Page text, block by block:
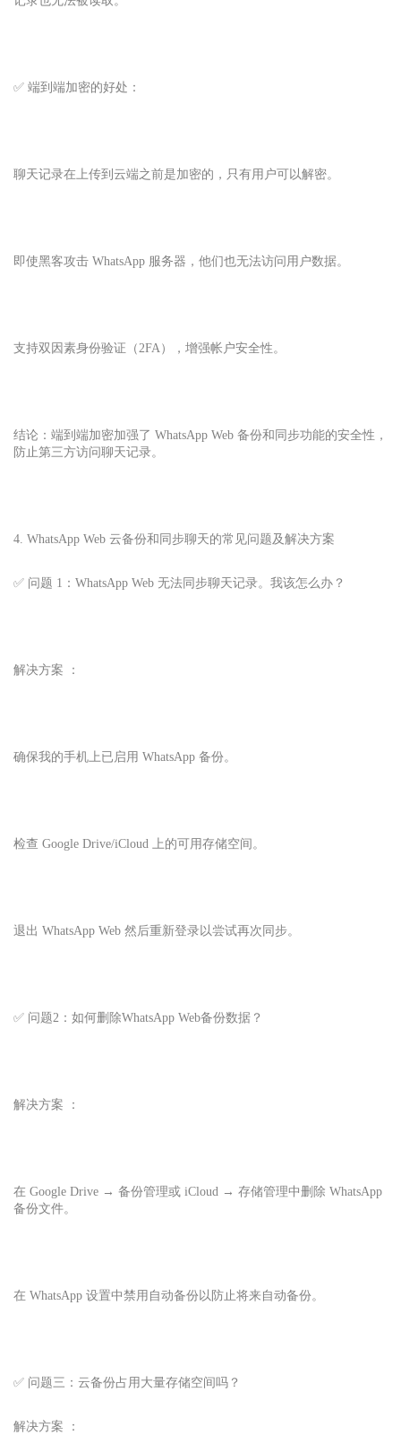
✅ 端到端加密的好处：
聊天记录在上传到云端之前是加密的，只有用户可以解密。
即使黑客攻击 WhatsApp 服务器，他们也无法访问用户数据。
支持双因素身份验证（2FA），增强帐户安全性。
结论：端到端加密加强了 WhatsApp Web 备份和同步功能的安全性，
防止第三方访问聊天记录。
4. WhatsApp Web 云备份和同步聊天的常见问题及解决方案
✅ 问题 1：WhatsApp Web 无法同步聊天记录。我该怎么办？
解决方案 ：
确保我的手机上已启用 WhatsApp 备份。
检查 Google Drive/iCloud 上的可用存储空间。
退出 WhatsApp Web 然后重新登录以尝试再次同步。
✅ 问题2：如何删除WhatsApp Web备份数据？
解决方案 ：
在 Google Drive → 备份管理或 iCloud → 存储管理中删除 WhatsApp
备份文件。
在 WhatsApp 设置中禁用自动备份以防止将来自动备份。
✅ 问题三：云备份占用大量存储空间吗？
解决方案 ：